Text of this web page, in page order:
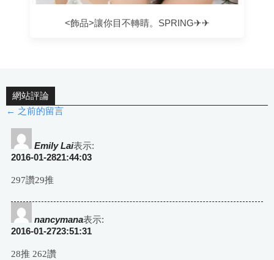
<飾品>讓你目不轉睛。SPRING✈✈
網站評論
評
論
導
航
← 之前的留言
Emily Lai表示:
2016-01-2821:44:03
297讚29推
nancymana表示:
2016-01-2723:51:31
28推 262讚